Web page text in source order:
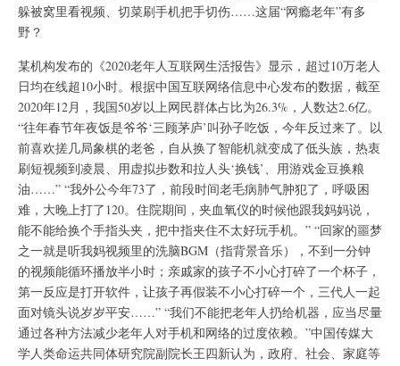
躲被窝里看视频、切菜刷手机把手切伤……这届“网瘾老年”有多
野？
某机构发布的《2020老年人互联网生活报告》显示，超过10万老人
日均在线超10小时。根据中国互联网络信息中心发布的数据，截至
2020年12月，我国50岁以上网民群体占比为26.3%，人数达2.6亿。
“往年春节年夜饭是爷爷‘三顾茅庐’叫孙子吃饭，今年反过来了。以
前喜欢搓几局象棋的老爸，自从换了智能机就变成了低头族，热衷
刷短视频到凌晨、用虚拟步数和拉人头‘换钱’、用游戏金豆换粮
油……” “我外公今年73了，前段时间老毛病肺气肿犯了，呼吸困
难，大晚上打了120。住院期间，夹血氧仪的时候他跟我妈妈说，
能不能给换个手指头夹，把中指夹住不太好玩手机。” “回家的噩梦
之一就是听我妈视频里的洗脑BGM（指背景音乐），不到一分钟
的视频能循环播放半小时；亲戚家的孩子不小心打碎了一个杯子，
第一反应是打开软件，让孩子再假装不小心打碎一个，三代人一起
面对镜头说岁岁平安……” “我们不能把老年人扔给机器，应当尽量
通过各种方法减少老年人对手机和网络的过度依赖。”中国传媒大
学人类命运共同体研究院副院长王四新认为，政府、社会、家庭等